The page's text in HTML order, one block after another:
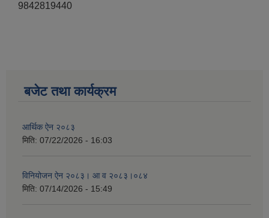
9842819440
बजेट तथा कार्यक्रम
आर्थिक ऐन २०८३
मिति: 07/22/2026 - 16:03
विनियोजन ऐन २०८३। आ व २०८३।०८४
मिति: 07/14/2026 - 15:49